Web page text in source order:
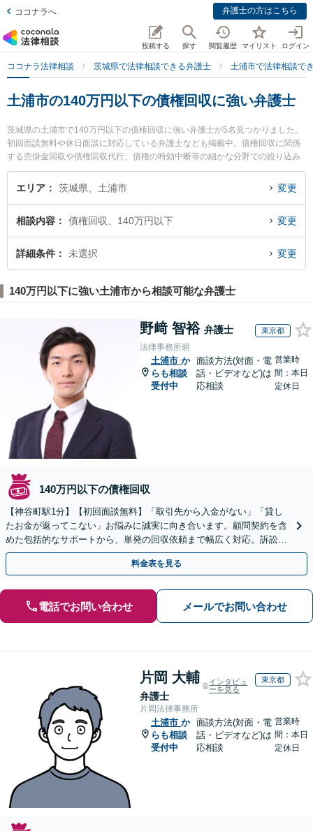
ココナラへ 弁護士の方はこちら
投稿する 探す 閲覧履歴 マイリスト ログイン
ココナラ法律相談 茨城県で法律相談できる弁護士 土浦市で法律相談で
土浦市の140万円以下の債権回収に強い弁護士
茨城県の土浦市で140万円以下の債権回収に強い弁護士が5名見つかりました。
初回面談無料や休日面談に対応している弁護士なども掲載中。債権回収に関係
する売掛金回収や債権回収代行、債権の時効中断等の細かな分野での絞り込み
検索もでき便利です。特に磯山法律事務所の磯山 貴洋弁護士や土浦法律事務所
の髙島 光弘弁護士、土浦篠﨑法律事務所の篠﨑 直樹弁護士のプロフィール情報
円以下の債権回収のトラブル解決の実績豊富な近くの弁護士を検索したい』
『初回相談無料で140万円以下の債権回収を法律相談できる土浦市内の弁護士
に相談予約したい』などでお困りの相談者さんにおすすめです。
エリア 茨城県、土浦市 変更
相談内容 債権回収、140万円以下 変更
詳細条件 未選択 変更
140万円以下に強い土浦市から相談可能な弁護士
野﨑 智裕 弁護士 東京都
法律事務所碧
土浦市 か
らも相談
受付中
面談方法(対面・電
話・ビデオなど)は
応相談
営業時
間：本日
定休日
140万円以下の債権回収
【神谷町駅1分】【初回面談無料】「取引先から入金がない」「貸し
たお金が返ってこない」お悩みに誠実に向き合います。顧問契約を含
めた包括的なサポートから、単発の回収依頼まで幅広く対応。訴訟や
交渉で、権利を守るために尽力【夜間相談可】
料金表を見る
電話でお問い合わせ メールでお問い合わせ
片岡 大輔
弁護士
インタビュ
ーを見る
東京都
片岡法律事務所
土浦市 か
らも相談
受付中
面談方法(対面・電
話・ビデオなど)は
応相談
営業時
間：本日
定休日